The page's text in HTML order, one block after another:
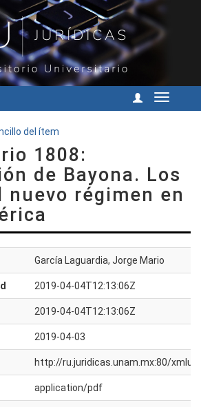
Cambiar
del ítem
1808:
de Bayona. Los
nuevo régimen en
García Laguardia, Jorge Mario
2019-04-04T12:13:06Z
2019-04-04T12:13:06Z
2019-04-03
http://ru.juridicas.unam.mx:80/
application/pdf